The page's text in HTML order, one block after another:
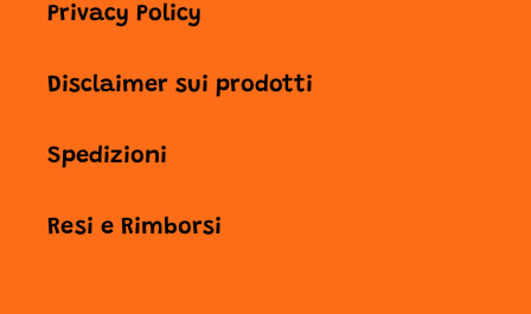
Privacy Policy
Disclaimer sui prodotti
Spedizioni
Resi e Rimborsi